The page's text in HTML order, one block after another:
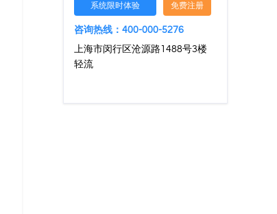
系统限时体验 免费注册
咨询热线：400-000-5276
上海市闵行区沧源路1488号3楼
轻流